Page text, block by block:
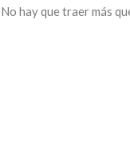
No hay que traer más